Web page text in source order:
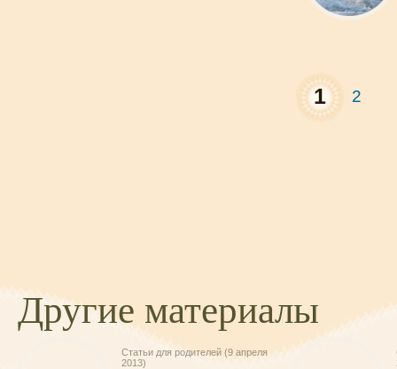
1 2
Другие материалы
Статьи для родителей (9 апреля
2013)